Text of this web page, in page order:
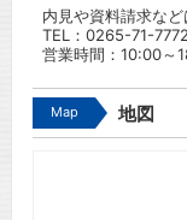
内見や資料請求など
TEL： 0265-71-7772
営業時間：10:00～
Map 地図